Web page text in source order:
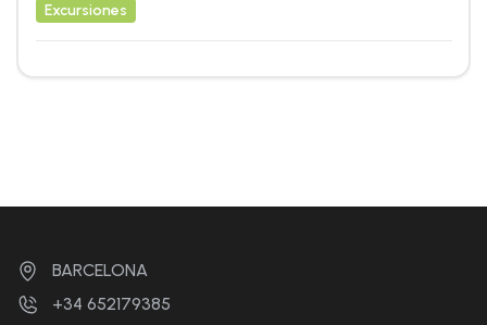
Excursiones
BARCELONA
+34 652179385